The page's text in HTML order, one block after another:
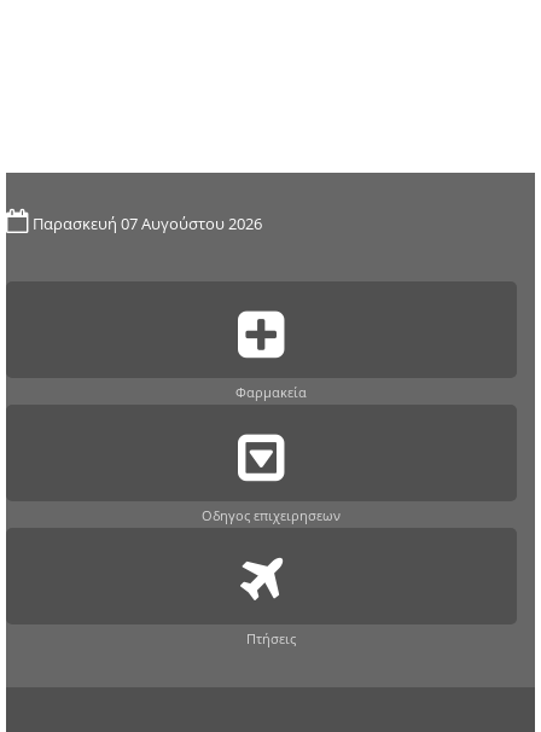
Παρασκευή 07 Αυγούστου 2026
Φαρμακεία
Οδηγος επιχειρησεων
Πτήσεις